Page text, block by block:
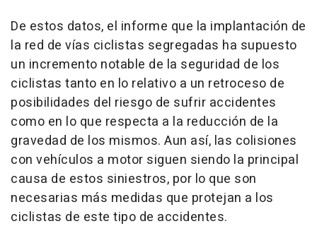
De estos datos, el informe que la implantación de
la red de vías ciclistas segregadas ha supuesto
un incremento notable de la seguridad de los
ciclistas tanto en lo relativo a un retroceso de
posibilidades del riesgo de sufrir accidentes
como en lo que respecta a la reducción de la
gravedad de los mismos. Aun así, las colisiones
con vehículos a motor siguen siendo la principal
causa de estos siniestros, por lo que son
necesarias más medidas que protejan a los
ciclistas de este tipo de accidentes.